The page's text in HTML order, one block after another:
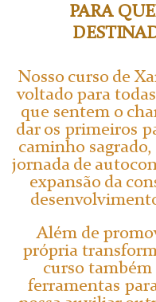
PARA
Nosso curso de
voltado para todas
que sentem o
dar os primeiros
caminho
jornada de
expansão da
Além de
própria
curso também
ferramentas